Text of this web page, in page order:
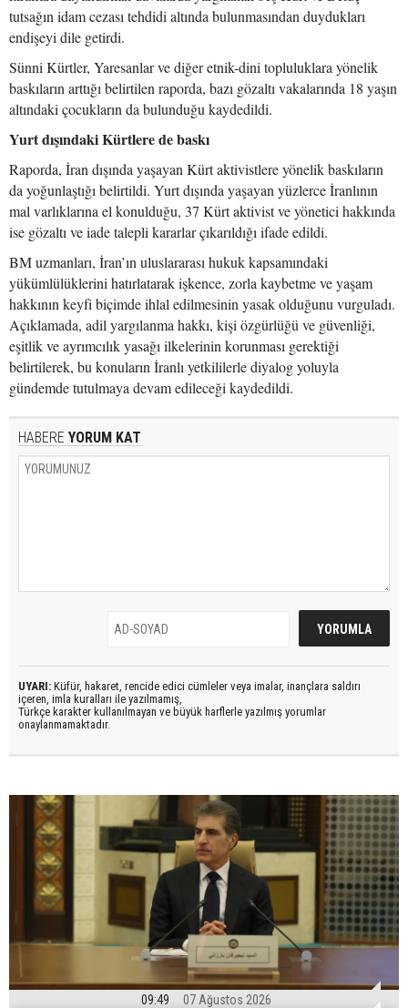
tutsağın idam cezası tehdidi altında bulunmasından duydukları
endişeyi dile getirdi.
Sünni Kürtler, Yaresanlar ve diğer etnik-dini topluluklara yönelik
baskıların arttığı belirtilen raporda, bazı gözaltı vakalarında 18 yaşın
altındaki çocukların da bulunduğu kaydedildi.
Yurt dışındaki Kürtlere de baskı
Raporda, İran dışında yaşayan Kürt aktivistlere yönelik baskıların
da yoğunlaştığı belirtildi. Yurt dışında yaşayan yüzlerce İranlının
mal varlıklarına el konulduğu, 37 Kürt aktivist ve yönetici hakkında
ise gözaltı ve iade talepli kararlar çıkarıldığı ifade edildi.
BM uzmanları, İran’ın uluslararası hukuk kapsamındaki
yükümlülüklerini hatırlatarak işkence, zorla kaybetme ve yaşam
hakkının keyfi biçimde ihlal edilmesinin yasak olduğunu vurguladı.
Açıklamada, adil yargılanma hakkı, kişi özgürlüğü ve güvenliği,
eşitlik ve ayrımcılık yasağı ilkelerinin korunması gerektiği
belirtilerek, bu konuların İranlı yetkililerle diyalog yoluyla
gündemde tutulmaya devam edileceği kaydedildi.
HABERE YORUM KAT
UYARI: Küfür, hakaret, rencide edici cümleler veya imalar, inançlara saldırı
içeren, imla kuralları ile yazılmamış,
Türkçe karakter kullanılmayan ve büyük harflerle yazılmış yorumlar
onaylanmamaktadır.
09:49 07 Ağustos 2026